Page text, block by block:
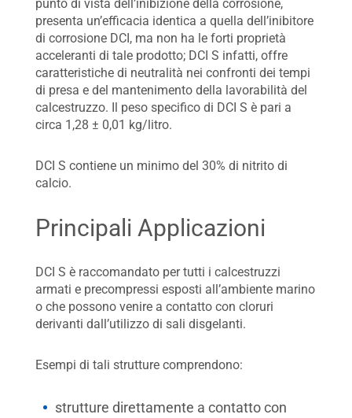
punto di vista dell’inibizione della corrosione,
presenta un’efficacia identica a quella dell’inibitore
di corrosione DCI, ma non ha le forti proprietà
acceleranti di tale prodotto; DCI S infatti, offre
caratteristiche di neutralità nei confronti dei tempi
di presa e del mantenimento della lavorabilità del
calcestruzzo. Il peso specifico di DCI S è pari a
circa 1,28 ± 0,01 kg/litro.
DCI S contiene un minimo del 30% di nitrito di
calcio.
Principali Applicazioni
DCI S è raccomandato per tutti i calcestruzzi
armati e precompressi esposti all’ambiente marino
o che possono venire a contatto con cloruri
derivanti dall’utilizzo di sali disgelanti.
Esempi di tali strutture comprendono:
strutture direttamente a contatto con